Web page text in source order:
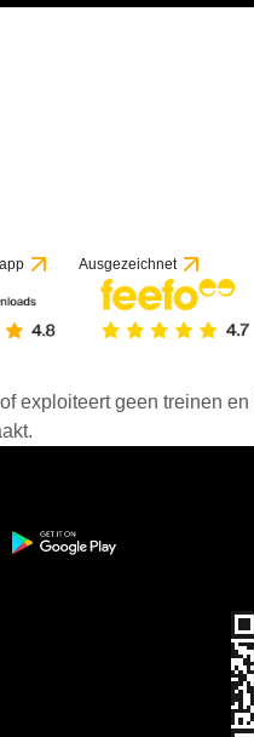
Ausgezeichnet
exploiteert geen treinen